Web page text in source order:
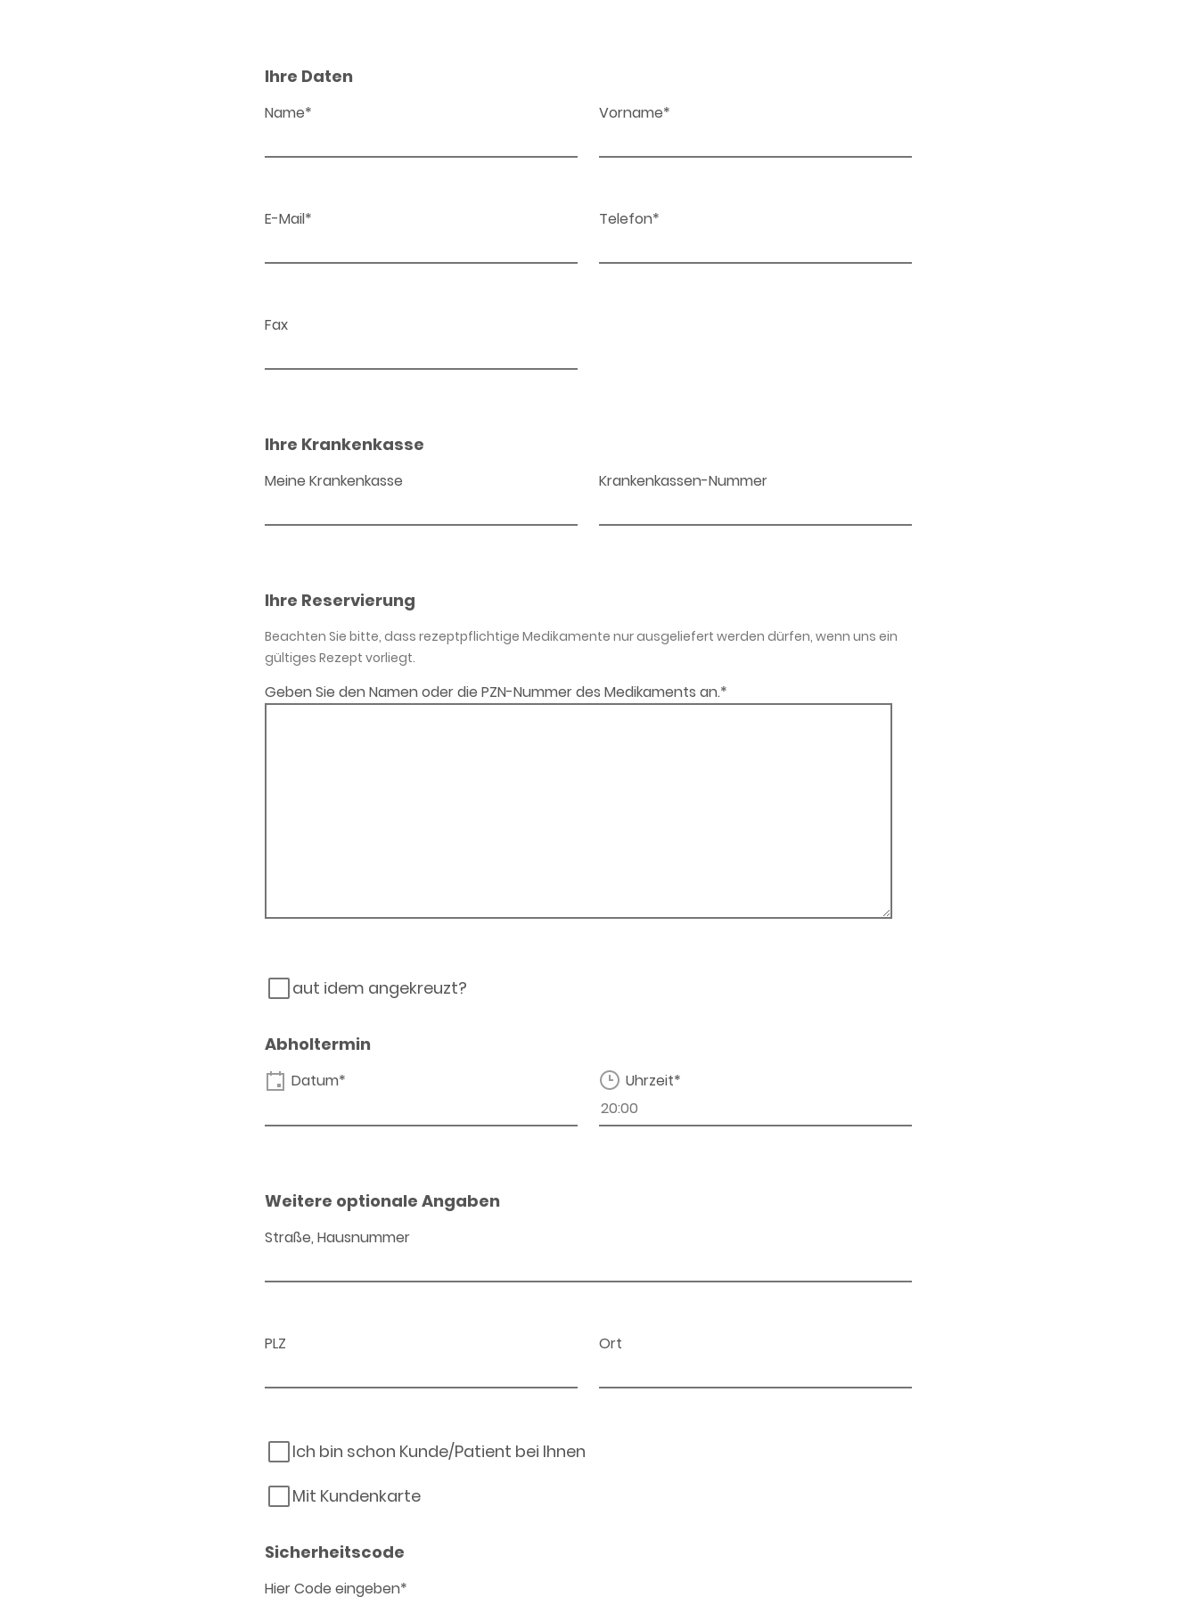
Ihre Daten
Name* Vorname*
E-Mail* Telefon*
Fax
Ihre Krankenkasse
Meine Krankenkasse Krankenkassen-Nummer
Ihre Reservierung
Beachten Sie bitte, dass rezeptpflichtige Medikamente nur ausgeliefert werden dürfen, wenn uns ein
gültiges Rezept vorliegt.
Geben Sie den Namen oder die PZN-Nummer des Medikaments an.*
aut idem angekreuzt?
Abholtermin
Datum* Uhrzeit*
Weitere optionale Angaben
Straße, Hausnummer
PLZ Ort
Ich bin schon Kunde/Patient bei Ihnen
Mit Kundenkarte
Sicherheitscode
Hier Code eingeben*